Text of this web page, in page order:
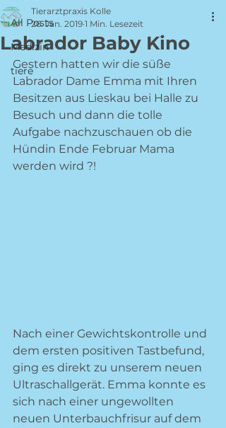
All Posts
Medizin
tiere
Labrador Baby Kino
Tierarztpraxis Kolle
26. Jan. 2019 1 Min. Lesezeit
Gestern hatten wir die süße
Labrador Dame Emma mit Ihren
Besitzen aus Lieskau bei Halle zu
Besuch und dann die tolle
Aufgabe nachzuschauen ob die
Hündin Ende Februar Mama
werden wird ?!
Nach einer Gewichtskontrolle und
dem ersten positiven Tastbefund,
ging es direkt zu unserem neuen
Ultraschallgerät. Emma konnte es
sich nach einer ungewollten
neuen Unterbauchfrisur auf dem